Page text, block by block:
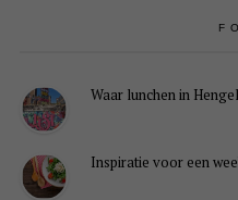
Waar lunchen in
Inspiratie voor een